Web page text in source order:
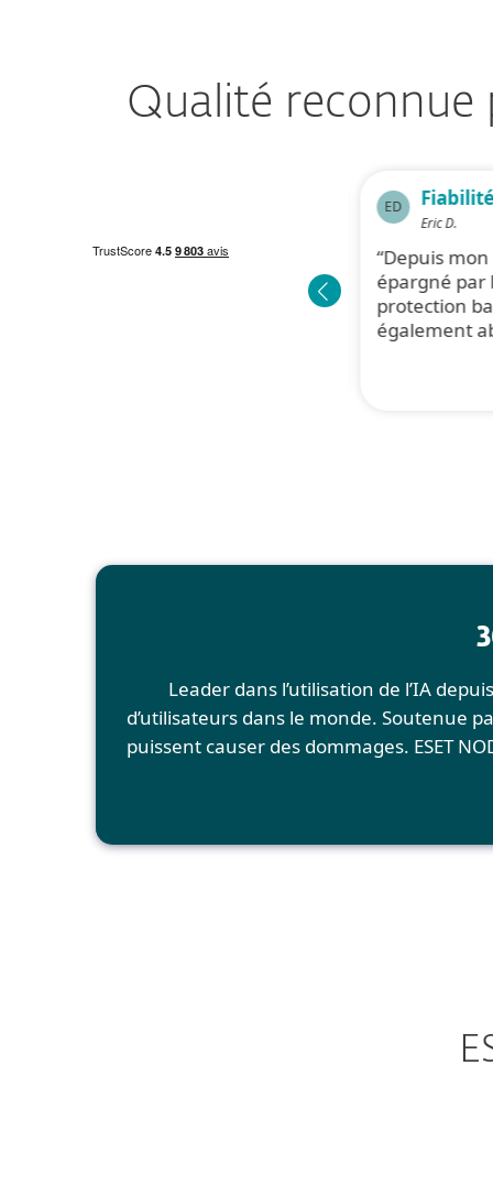
Qualité reconnue
Mise à jour très facile ! Aucune
ED
Eric D.
Depuis mon
épargné par
protection
également
Leader dans l’utilisation de l’IA
d’utilisateurs dans le monde. Soutenue
puissent causer des dommages. ESET